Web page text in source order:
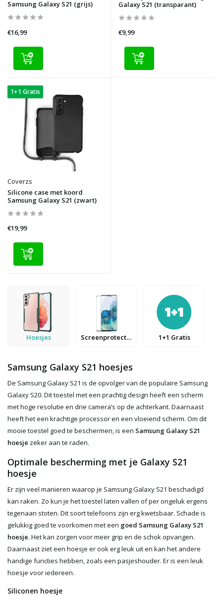
Samsung Galaxy S21 (grijs)
€16,99
Galaxy S21 (transparant)
€9,99
1+1 Gratis
Coverzs
Silicone case met koord
Samsung Galaxy S21 (zwart)
€19,99
Hoesjes Screenprotectors 1+1 Gratis
Samsung Galaxy S21 hoesjes
De Samsung Galaxy S21 is de opvolger van de populaire Samsung
Galaxy S20. Dit toestel met een prachtig design heeft een scherm
met hoge resolutie en drie camera’s op de achterkant. Daarnaast
heeft het een krachtige processor en een vloeiend scherm. Om dit
mooie toestel goed te beschermen, is een Samsung Galaxy S21
hoesje zeker aan te raden.
Optimale bescherming met je Galaxy S21
hoesje
Er zijn veel manieren waarop je Samsung Galaxy S21 beschadigd
kan raken. Zo kun je het toestel laten vallen of per ongeluk ergens
tegenaan stoten. Dit soort telefoons zijn erg kwetsbaar. Schade is
gelukkig goed te voorkomen met een goed Samsung Galaxy S21
hoesje. Het kan zorgen voor meer grip en de schok opvangen.
Daarnaast ziet een hoesje er ook erg leuk uit en kan het andere
handige functies hebben, zoals een pasjeshouder. Er is een leuk
hoesje voor iedereen.
Siliconen hoesje